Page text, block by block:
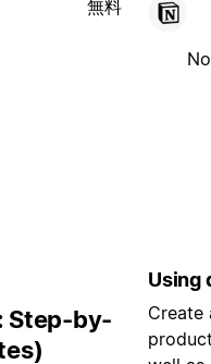
無料
Step-by-
Using
Create